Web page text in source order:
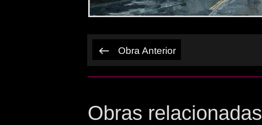
Obra Anterior
Obras relacionadas